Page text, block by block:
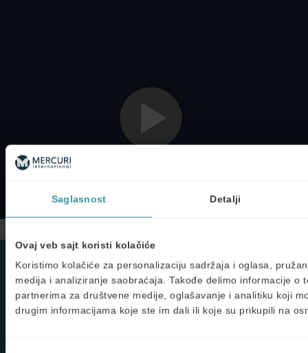
Saglasnost Detalji
Ovaj veb sajt koristi kolačiće
Koristimo kolačiće za personalizaciju sadržaja i oglasa,
medija i analiziranje saobraćaja. Takođe delimo informacije o
partnerima za društvene medije, oglašavanje i analitiku koji
drugim informacijama koje ste im dali ili koje su prikupili na
Da biste pogledali ovaj video, prihvatite marketinške
GET A QUOTE OR BOOK A COURSE
Select course start date